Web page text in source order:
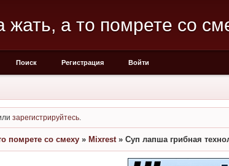
жать, а то помрете со
Поиск Регистрация Войти
зарегистрируйтесь
помрете со смеху » Mixrest » Суп лапша грибная